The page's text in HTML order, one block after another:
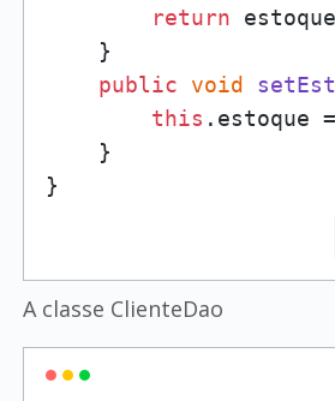
return
    }
public
void
this . estoque
    }
A classe ClienteDao